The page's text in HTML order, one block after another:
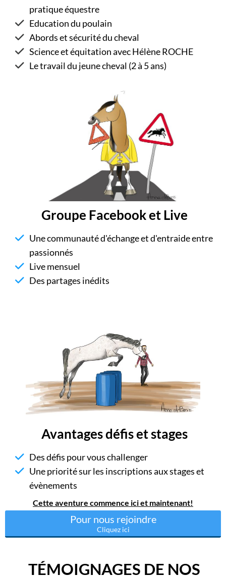
pratique équestre
Education du poulain
Abords et sécurité du cheval
Science et équitation avec Hélène ROCHE
Le travail du jeune cheval (2 à 5 ans)
Groupe Facebook et Live
Une communauté d'échange et d'entraide entre
passionnés
Live mensuel
Des partages inédits
Avantages défis et stages
Des défis pour vous challenger
Une priorité sur les inscriptions aux stages et
évènements
Cette aventure commence ici et maintenant!
Pour nous rejoindre
Cliquez ici
TÉMOIGNAGES DE NOS